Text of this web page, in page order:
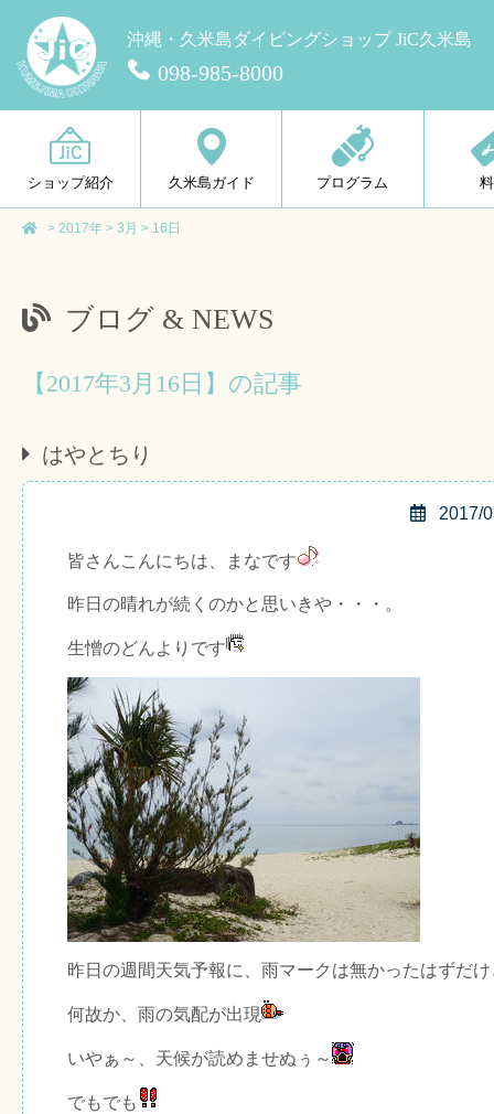
沖縄・久米島ダイビングショップ JiC久米島
098-985-8000
ショップ紹介 久米島ガイド プログラム
> 2017年 > 3月 > 16日
ブログ & NEWS
【2017年3月16日】の記事
はやとちり
2017/
皆さんこんにちは、まなです
昨日の晴れが続くのかと思いきや・・・。
生憎のどんよりです
昨日の週間天気予報に、雨マークは無かったはずだけ
何故か、雨の気配が出現
いやぁ～、天候が読めませぬぅ～
でもでも